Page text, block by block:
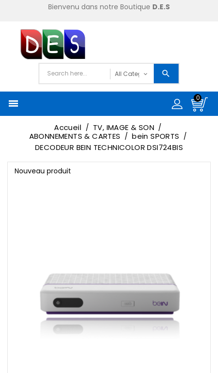
Bienvenu dans notre Boutique D.E.S

0
Accueil
TV, IMAGE & SON
ABONNEMENTS & CARTES
bein SPORTS
DECODEUR BEIN TECHNICOLOR DSI724BIS
Nouveau produit